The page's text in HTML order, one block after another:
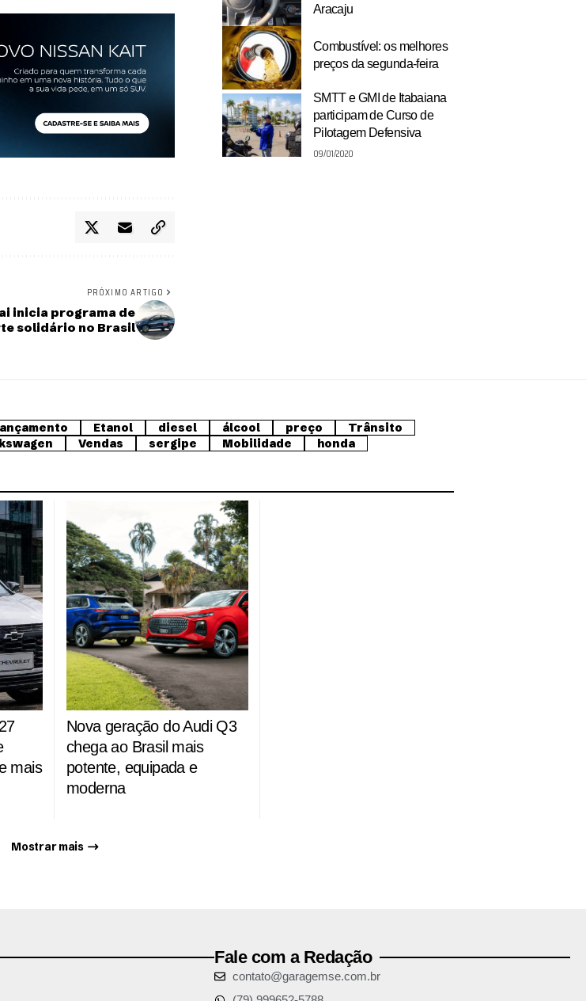
PRÓXIMO ARTIGO
inicia programa de
solidário no Brasil
Aracaju
Combustível: os melhores
preços da segunda-feira
SMTT e GMI de Itabaiana
participam de Curso de
Pilotagem Defensiva
09/01/2020
Etanol diesel álcool preço
Trânsito
Vendas sergipe Mobilidade
honda
mais
Nova geração do Audi Q3
chega ao Brasil mais
potente, equipada e
moderna
Mostrar mais
Fale com a Redação
contato@garagemse.com.br